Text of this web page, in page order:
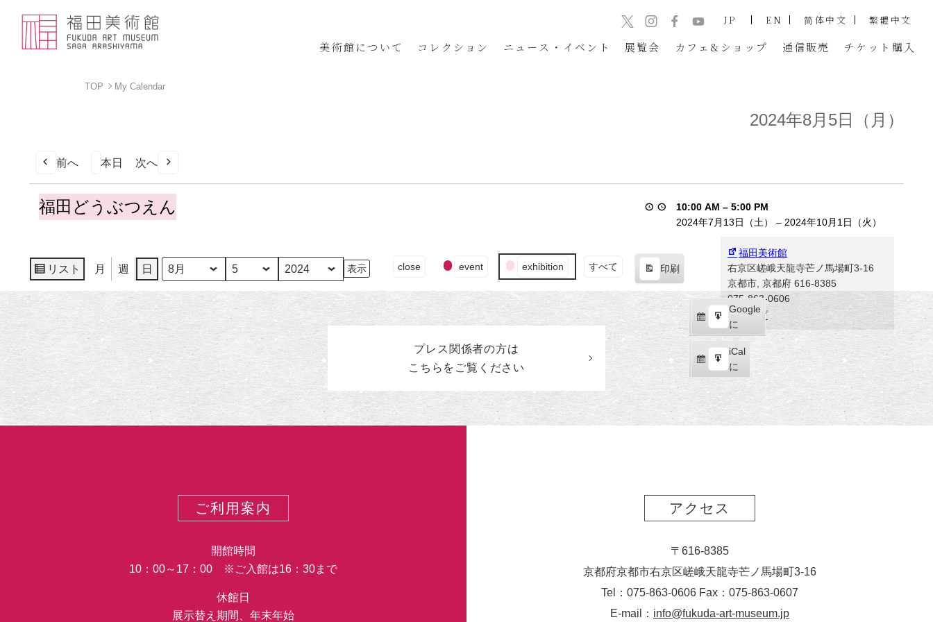
美術館について コレクション ニュース・イベント 展覧会 カフェ&ショップ 通信販売 チケット 購入
JP EN 简体中文 繁體中文
TOP My Calendar
2024年8月5日（月）
前へ 本日 次へ
福
田
ぶ
つ
え
福田どうぶつえん 10:00 AM – 5:00 PM
2024年7月13日（土）
– 2024年10月1日（火）
福田美術館
右京区嵯峨天龍寺芒ノ馬場町3-16
京都市 京都府 616-8385
075-863-0606
マップ福
田
美
術
リスト
表
示
月 週 日
月
日
年
ン
ト
ー
close event exhibition すべて 印刷
示
Google
で
購
読
iCal
で
購
Google
に
エ
ク
ス
ポ
ト
iCal
に
エ
ー
プレス関係者の方は
こちらをご覧ください
ご利用案内
開館時間
10：00～17：00 ※ご入館は16：30まで
休館日
展示替え期間、年末年始
アクセス
〒616-8385
京都府京都市右京区嵯峨天龍寺芒ノ馬場町3-16
Tel：075-863-0606 Fax：075-863-0607
E-mail： info@fukuda-art-museum.jp